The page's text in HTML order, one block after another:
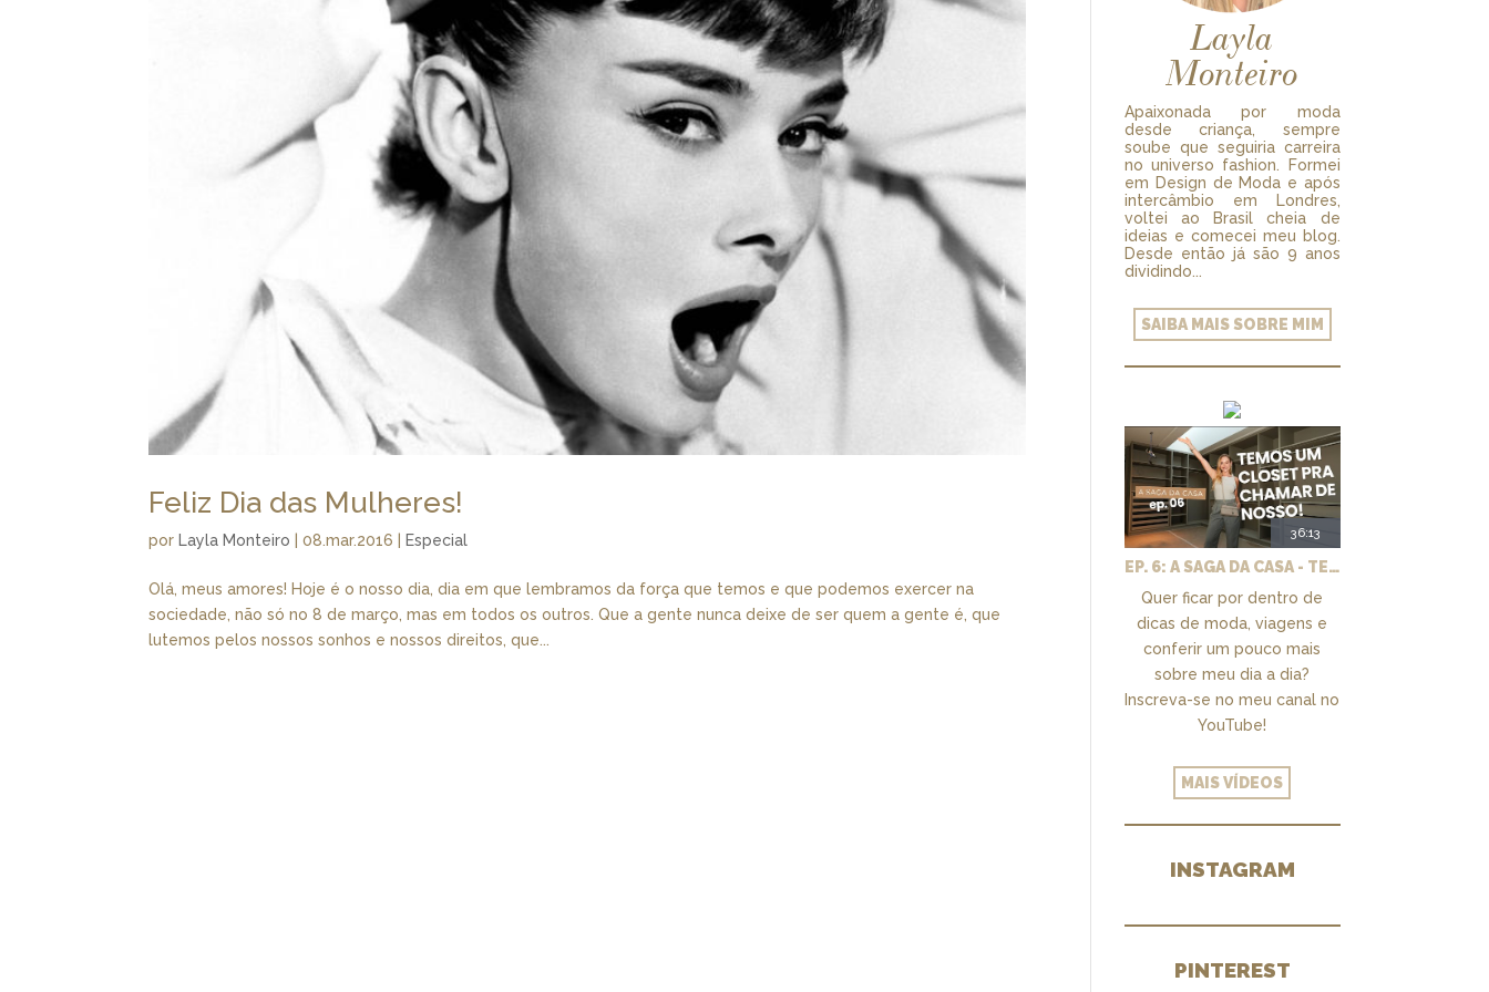
Feliz Dia das Mulheres!
por Layla Monteiro |08.mar.2016 Especial
Olá, meus amores! Hoje é o nosso dia, dia em que lembramos da força que temos e que podemos exercer na
sociedade, não só no 8 de março, mas em todos os outros. Que a gente nunca deixe de ser quem a gente é, que
lutemos pelos nossos sonhos e nossos direitos, que...
Layla
Monteiro
Apaixonada por moda
desde criança, sempre
soube que seguiria carreira
no universo fashion. Formei
em Design de Moda e após
intercâmbio em Londres,
voltei ao Brasil cheia de
ideias e comecei meu blog.
Desde então já são 9 anos
dividindo...
SAIBA MAIS SOBRE MIM
36:13
EP. 6: A SAGA DA CASA - TEMOS UM CLOSET PRA CHAMAR DE NOSSO + MARCENARIA E PAISAGISMO
Quer ficar por dentro de
dicas de moda, viagens e
conferir um pouco mais
sobre meu dia a dia?
Inscreva-se no meu canal no
YouTube!
MAIS VÍDEOS
INSTAGRAM
PINTEREST